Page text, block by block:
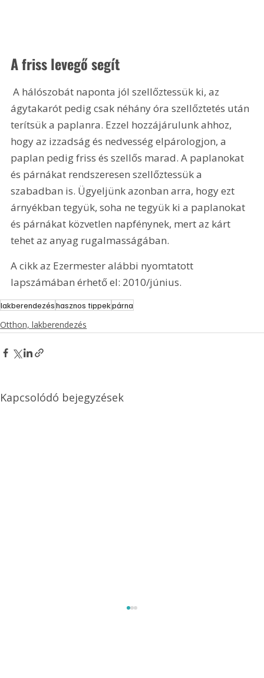
A friss levegő segít
A hálószobát naponta jól szellőztessük ki, az
ágytakarót pedig csak néhány óra szellőztetés után
terítsük a paplanra. Ezzel hozzájárulunk ahhoz,
hogy az izzadság és nedvesség elpárologjon, a
paplan pedig friss és szellős marad. A paplanokat
és párnákat rendszeresen szellőztessük a
szabadban is. Ügyeljünk azonban arra, hogy ezt
árnyékban tegyük, soha ne tegyük ki a paplanokat
és párnákat közvetlen napfénynek, mert az kárt
tehet az anyag rugalmasságában.
A cikk az Ezermester alábbi nyomtatott
lapszámában érhető el: 2010/június.
lakberendezéshasznos tippekpárna
Otthon, lakberendezés
Kapcsolódó bejegyzések